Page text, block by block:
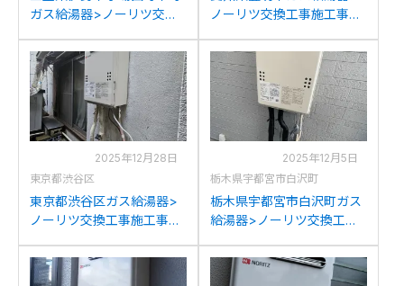
ガス給湯器>ノーリツ交換
20SXLからノーリツGQ-
2039WS-1への交換
ノーリツ交換工事施工事
ーリツGQ-2039WS-1への
交換
2025年12月28日
東京都渋谷区
東京都渋谷区ガス給湯器>
ノーリツ交換工事施工事
からノーリツGQ-2039WS-
1への交換
2025年12月5日
栃木県宇都宮市白沢町
栃木県宇都宮市白沢町ガス
給湯器>ノーリツ交換工事
2000W-1からノーリツGQ-
2039WS-1への交換